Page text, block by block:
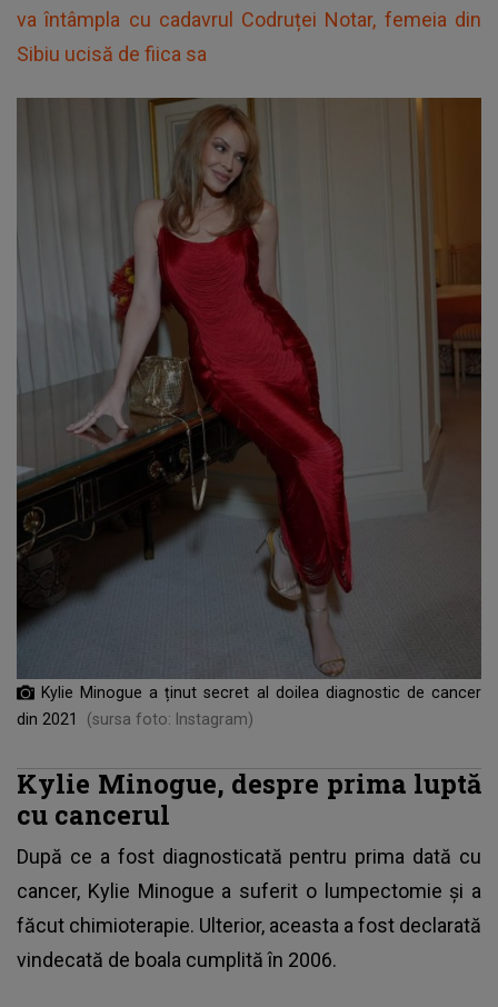
va întâmpla cu cadavrul Codruței Notar, femeia din
Sibiu ucisă de fiica sa
Kylie Minogue a ținut secret al doilea diagnostic de cancer
din 2021
(sursa foto: Instagram)
Kylie Minogue, despre prima luptă
cu cancerul
După ce a fost diagnosticată pentru prima dată cu
cancer, Kylie Minogue a suferit o lumpectomie și a
făcut chimioterapie. Ulterior, aceasta a fost declarată
vindecată de boala cumplită în 2006.